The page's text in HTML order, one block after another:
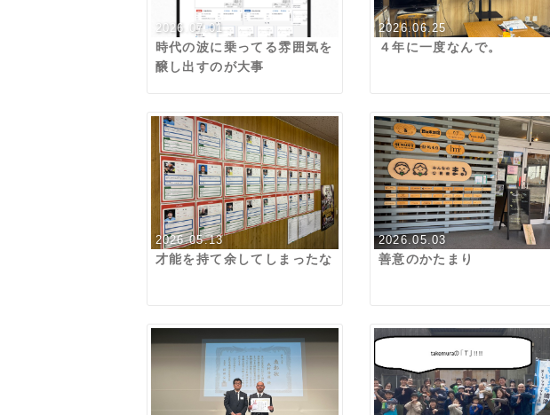
2026.07.01
時代の波に乗ってる雰囲気を
醸し出すのが大事
2026.06.25
４年に一度なんで。
2026.05.13
才能を持て余してしまったな
2026.05.03
善意のかたまり